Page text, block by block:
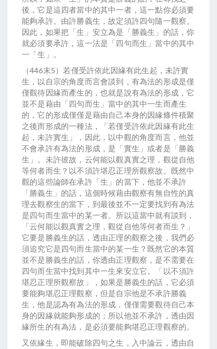
後，它是這四者當中的其中一者，這一點你必須要
能夠承許。由許勝義生，故定須許四句隨一觀察。
因此，如果把「生」安立為是「勝義生」的話，你
就必須要承許，這一法是「四句而生」當中的其中
一「生」。
（446末5）若僅受許依此因緣有此生起，未許實
生，以自宗的角度而言會談到，有為法的形成是僅
僅觀待因緣而產生的，也就是說有為法的形成，它
並不是藉由「四句而生」當中的其中一生而產生
的，它的形成僅僅是藉由自己本身的因緣條件積聚
之後而形成的一種法，「若僅受許依此因緣有此生
起，未許實生」，因此，以中觀的角度而言，他並
不會承許有為法的形成，是「實生」或者是「勝義
生」。未許彼故，云何能以觀真實之理，觀從自他
等何者而生？以不須許堪忍正理所觀察故。既然中
觀的這些論師在承許「生」的當下，他並不承許
「勝義生」的話，這個時候藉由觀察有無自性的真
理去觀察生的當下，到最後並不一定要找到有為法
是四句而生當中的某一者。所以這當中就有談到，
「云何能以觀真實之理，觀從自他等何者而生？」
它要是勝義生的話，透由正理的觀察之後，我們必
須追究它是四句而生當中的某一生？既然它的本質
並不是勝義生的話，你透由正理觀察，是不需要在
四句而生當中找到其中一生來安立它。「以不須許
堪忍正理所觀察故」，如果是勝義生的話，它必須
要能夠堪忍正理觀察，但是自宗他是不承許勝義
生，他是認為有為法的形成，僅僅需要觀待自己本
身的因緣就能夠形成的；所以他並不承許，透由因
緣所生的有為法，是必須要能夠堪忍正理觀察的。
又依緣生，即能破除四句之生，入中論云，透由自